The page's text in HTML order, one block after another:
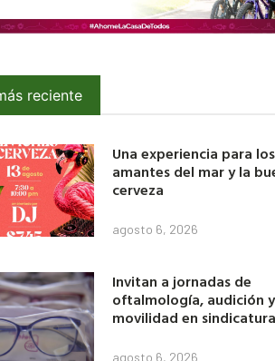
reciente
Una experiencia para los
amantes del mar y la
cerveza
agosto 6, 2026
Invitan a jornadas de
oftalmología, audición y
movilidad en
agosto 6, 2026